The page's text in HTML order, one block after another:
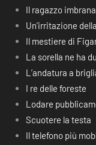
Il ragazzo
Un’irritazione
Il mestiere di
La sorella ne ha
L’andatura a
I re delle foreste
Lodare
Scuotere la testa
Il telefono più